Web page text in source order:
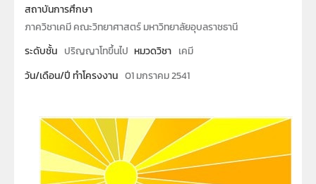
สถาบันการศึกษา
ภาควิชาเคมี คณะวิทยาศาสตร์ มหาวิทยาลัยอุบลราชธานี
ระดับชั้น ปริญญาโทขึ้นไป หมวดวิชา เคมี
วัน/เดือน/ปี ทำโครงงาน 01 มกราคม 2541